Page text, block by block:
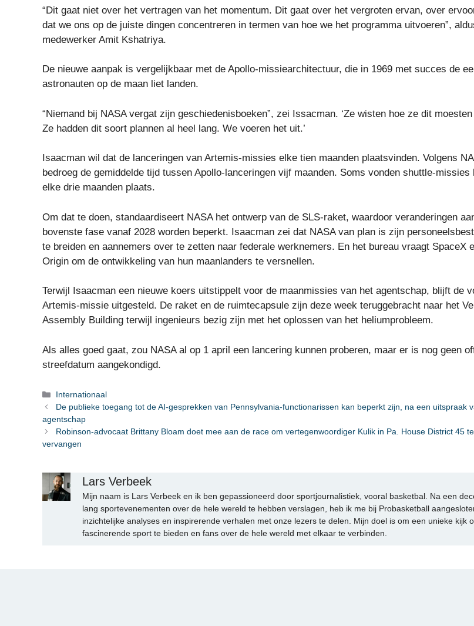
“Dit gaat niet over het vertragen van het momentum. Dit gaat over het vergroten ervan, over
dat we ons op de juiste dingen concentreren in termen van hoe we het programma uitvoeren”,
medewerker Amit Kshatriya.
De nieuwe aanpak is vergelijkbaar met de Apollo-missiearchitectuur, die in 1969 met succes de
astronauten op de maan liet landen.
“Niemand bij NASA vergat zijn geschiedenisboeken”, zei Issacman. ‘Ze wisten hoe ze dit moesten
Ze hadden dit soort plannen al heel lang. We voeren het uit.’
Isaacman wil dat de lanceringen van Artemis-missies elke tien maanden plaatsvinden. Volgens
bedroeg de gemiddelde tijd tussen Apollo-lanceringen vijf maanden. Soms vonden shuttle-missies
elke drie maanden plaats.
Om dat te doen, standaardiseert NASA het ontwerp van de SLS-raket, waardoor veranderingen
bovenste fase vanaf 2028 worden beperkt. Isaacman zei dat NASA van plan is zijn
te breiden en aannemers over te zetten naar federale werknemers. En het bureau vraagt ​​SpaceX
Origin om de ontwikkeling van hun maanlanders te versnellen.
Terwijl Isaacman een nieuwe koers uitstippelt voor de maanmissies van het agentschap, blijft de
Artemis-missie uitgesteld. De raket en de ruimtecapsule zijn deze week teruggebracht naar het
Assembly Building terwijl ingenieurs bezig zijn met het oplossen van het heliumprobleem.
Als alles goed gaat, zou NASA al op 1 april een lancering kunnen proberen, maar er is nog geen
streefdatum aangekondigd.
Categorieën
Internationaal
De publieke toegang tot de AI-gesprekken van Pennsylvania-functionarissen kan beperkt zijn, na een uitspraak
agentschap
Robinson-advocaat Brittany Bloam doet mee aan de race om vertegenwoordiger Kulik in Pa. House District 45 te
vervangen
Lars Verbeek
Mijn naam is Lars Verbeek en ik ben gepassioneerd door sportjournalistiek, vooral basketbal. Na een
lang sportevenementen over de hele wereld te hebben verslagen, heb ik me bij Probasketball
inzichtelijke analyses en inspirerende verhalen met onze lezers te delen. Mijn doel is om een unieke kijk
fascinerende sport te bieden en fans over de hele wereld met elkaar te verbinden.